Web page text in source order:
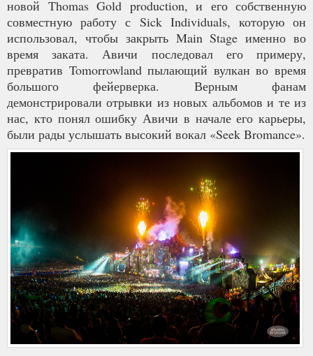
новой Thomas Gold production, и его собственную
совместную работу с Sick Individuals, которую он
использовал, чтобы закрыть Main Stage именно во
время заката. Авичи последовал его примеру,
превратив Tomorrowland пылающий вулкан во время
большого фейерверка. Верным фанам
демонстрировали отрывки из новых альбомов и те из
нас, кто понял ошибку Авичи в начале его карьеры,
были рады услышать высокий вокал «Seek Bromance».